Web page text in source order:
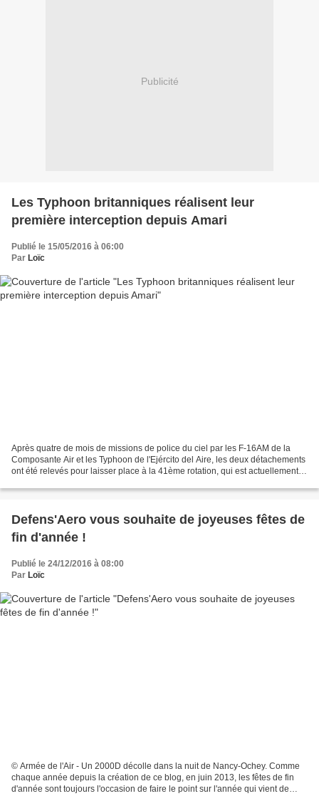
Publicité
Les Typhoon britanniques réalisent leur
première interception depuis Amari
Publié le 15/05/2016 à 06:00
Par Loïc
Après quatre de mois de missions de police du ciel par les F-16AM de la
Composante Air et les Typhoon de l'Ejército del Aire, les deux détachements
ont été relevés pour laisser place à la 41ème rotation, qui est actuellement
Defens'Aero vous souhaite de joyeuses fêtes de
fin d'année !
Publié le 24/12/2016 à 08:00
Par Loïc
© Armée de l'Air - Un 2000D décolle dans la nuit de Nancy-Ochey. Comme
chaque année depuis la création de ce blog, en juin 2013, les fêtes de fin
d'année sont toujours l'occasion de faire le point sur l'année qui vient de